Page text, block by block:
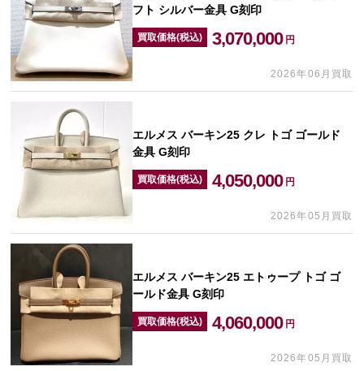
フト シルバー金具 G刻印
買取価格(税込) 3,070,000 円
2026年06月買取
エルメス バーキン25 クレ トゴ ゴールド
金具 G刻印
買取価格(税込) 4,050,000 円
2026年05月買取
エルメス バーキン25 エトゥープ トゴ ゴ
ールド金具 G刻印
買取価格(税込) 4,060,000 円
2026年05月買取